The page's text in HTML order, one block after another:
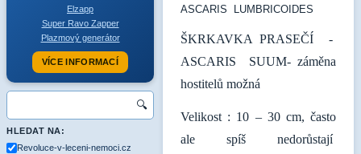
Elzapp
Super Ravo Zapper
Plazmový generátor
VÍCE INFORMACÍ
🔍
HLEDAT NA:
Revoluce-v-leceni-nemoci.cz
ASCARIS LUMBRICOIDES
ŠKRKAVKA PRASEČÍ -
ASCARIS SUUM- záměna
hostitelů možná
Velikost : 10 – 30 cm, často
ale spíš nedorůstají